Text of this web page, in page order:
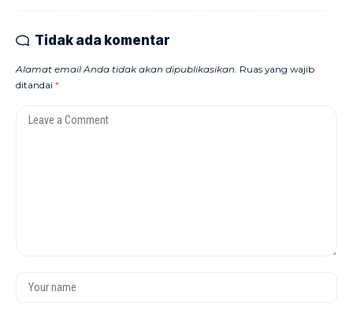
Tidak ada komentar
Alamat email Anda tidak akan dipublikasikan. Ruas yang wajib
ditandai *